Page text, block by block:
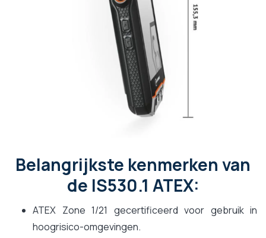
Belangrijkste kenmerken van
de IS530.1 ATEX:
ATEX Zone 1/21 gecertificeerd voor gebruik in
hoogrisico-omgevingen.